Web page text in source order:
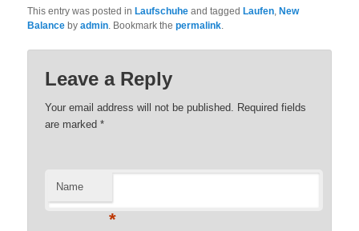
This entry was posted inLaufschuhe and taggedLaufen,New
Balance byadmin. Bookmark thepermalink.
Leave a Reply
Your email address will not be published. Required fields
are marked*
Name
*